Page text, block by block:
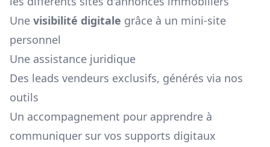
Une visibilité digitale grâce à un mini-site
personnel
Une assistance juridique
Des leads vendeurs exclusifs, générés via nos
outils
Un accompagnement pour apprendre à
communiquer sur vos supports digitaux